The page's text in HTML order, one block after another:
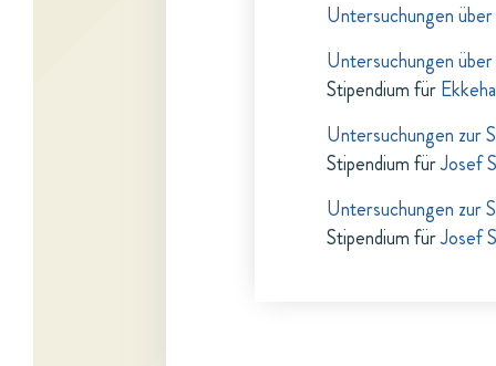
Untersuchungen
Untersuchungen
Stipendium für
Untersuchungen zur
Stipendium fürJosef
Untersuchungen zur
Stipendium fürJosef